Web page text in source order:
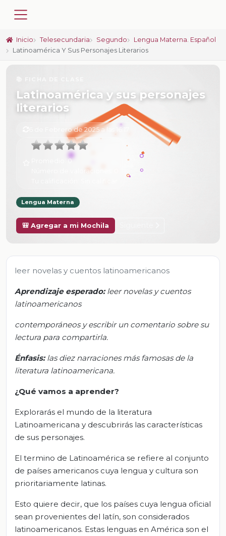
Inicio Telesecundaria Segundo
Lengua Materna. Español
Latinoamérica Y Sus Personajes Literarios
Latinoamérica y sus personajes
literarios
6 de Febrero de 2025 a las 16:17
0
Número de valoraciones:
Lengua Materna
🎒 Agregar a mi Mochila
leer novelas y cuentos latinoamericanos
Aprendizaje esperado:leer novelas y cuentos
latinoamericanos
contemporáneos y escribir un comentario sobre su
lectura para compartirla.
Énfasis:las diez narraciones más famosas de la
literatura latinoamericana.
¿Qué vamos a aprender?
Explorarás el mundo de la literatura
Latinoamericana y descubrirás las características
de sus personajes.
El termino de Latinoamérica se refiere al conjunto
de países americanos cuya lengua y cultura son
prioritariamente latinas.
Esto quiere decir, que los países cuya lengua oficial
sean provenientes del latín, son considerados
latinoamericanos. Estas lenguas en América son el